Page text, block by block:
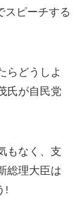
スピーチする
らどうしよ
氏が自民党
もなく、支
総理大臣は
!